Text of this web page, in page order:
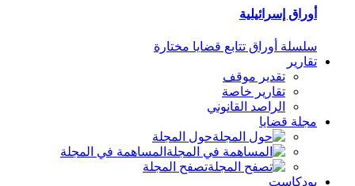
أوراق إسرائيلية
سلسلة أوراق تتابع قضايا مختارة
تقارير
تقدير موقف
تقارير خاصة
الراصد القانوني
مجلة قضايا
حول المجلة
المساهمة في المجلة
تصفح المجلة
بودكاست